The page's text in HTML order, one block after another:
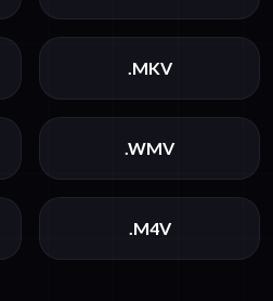
.MKV
.WMV
.M4V